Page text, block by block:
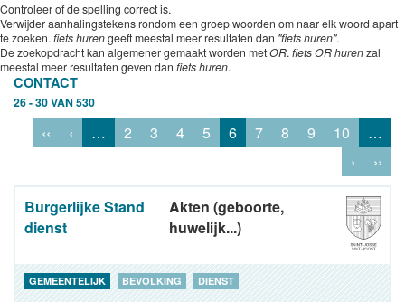
Controleer of de spelling correct is.
Verwijder aanhalingstekens rondom een groep woorden om naar elk woord apart
te zoeken. fiets hurengeeft meestal meer resultaten dan "fiets huren".
De zoekopdracht kan algemener gemaakt worden metOR. fiets OR hurenzal
meestal meer resultaten geven dan fiets huren.
CONTACT
26 - 30 VAN 530
‹‹ ‹ … 2 3 4 5 6 7 8 9 10
…
›
››
Burgerlijke Stand
dienst
Akten (geboorte,
huwelijk...)
GEMEENTELIJK BEVOLKING DIENST